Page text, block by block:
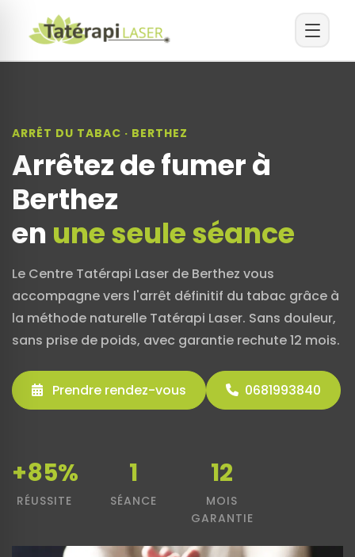
ARRÊT DU TABAC · BERTHEZ
Arrêtez de fumer à
Berthez
en une seule séance
Le Centre Tatérapi Laser de Berthez vous
accompagne vers l'arrêt définitif du tabac grâce à
la méthode naturelle Tatérapi Laser. Sans douleur,
sans prise de poids, avec garantie rechute 12 mois.
Prendre rendez-vous 0681993840
+85%
RÉUSSITE
1
SÉANCE
12
MOIS
GARANTIE